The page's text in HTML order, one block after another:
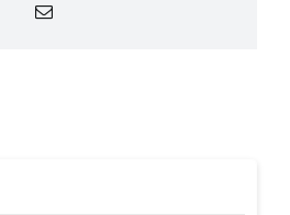
Email